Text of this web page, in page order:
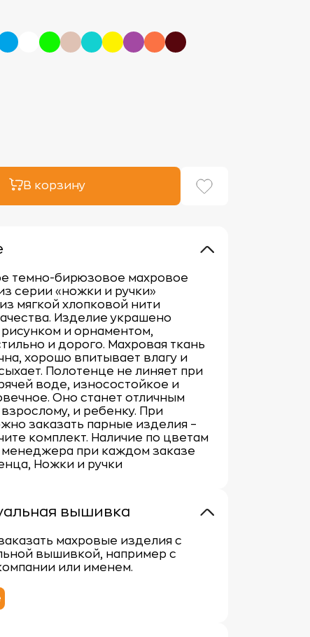
В корзину
темно-бирюзовое махровое
серии «ножки и ручки»
мягкой хлопковой нити
Изделие украшено
и орнаментом,
и дорого. Махровая ткань
хорошо впитывает влагу и
Полотенце не линяет при
воде, износостойкое и
Оно станет отличным
и ребенку. При
заказать парные изделия –
комплект. Наличие по цветам
менеджера при каждом заказе
Ножки и ручки
вышивка
махровые изделия с
вышивкой, например с
или именем.